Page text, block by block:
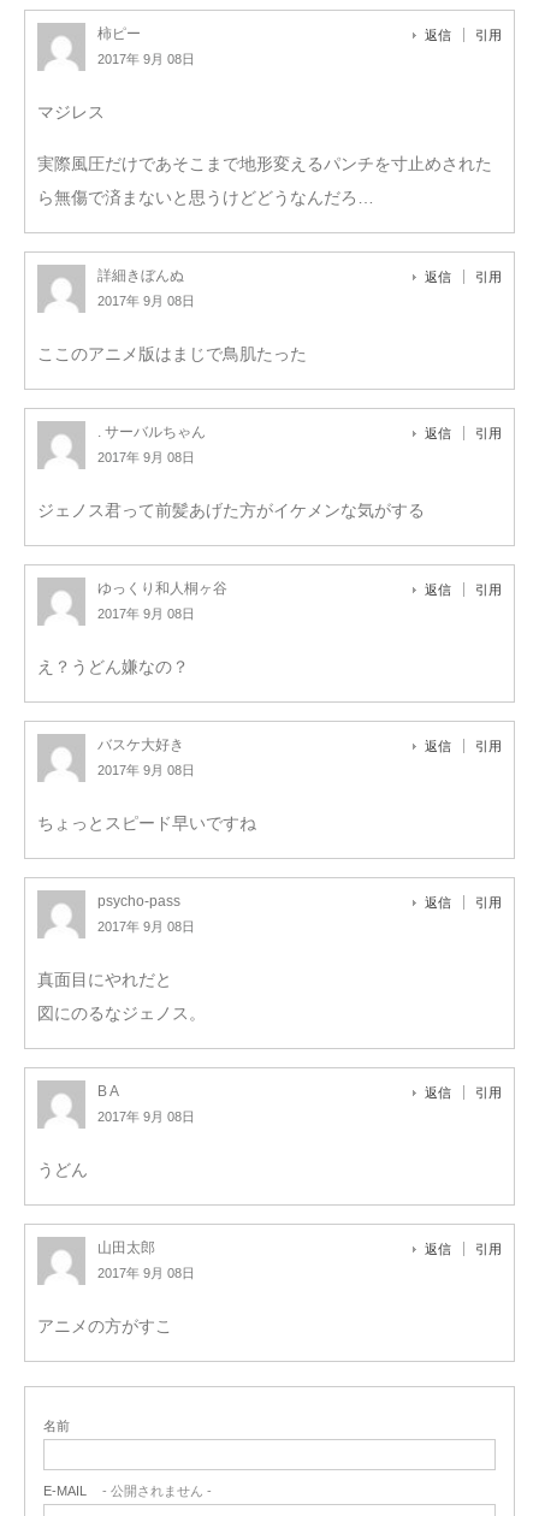
柿ピー
2017年 9月 08日
返信 引用
マジレス
実際風圧だけであそこまで地形変えるパンチを寸止めされた
ら無傷で済まないと思うけどどうなんだろ…
詳細きぼんぬ
2017年 9月 08日
返信 引用
ここのアニメ版はまじで鳥肌たった
. サーバルちゃん
2017年 9月 08日
返信 引用
ジェノス君って前髪あげた方がイケメンな気がする
ゆっくり和人桐ヶ谷
2017年 9月 08日
返信 引用
え？うどん嫌なの？
バスケ大好き
2017年 9月 08日
返信 引用
ちょっとスピード早いですね
psycho-pass
2017年 9月 08日
返信 引用
真面目にやれだと
図にのるなジェノス。
B A
2017年 9月 08日
返信 引用
うどん
山田太郎
2017年 9月 08日
返信 引用
アニメの方がすこ
名前
E-MAIL - 公開されません -